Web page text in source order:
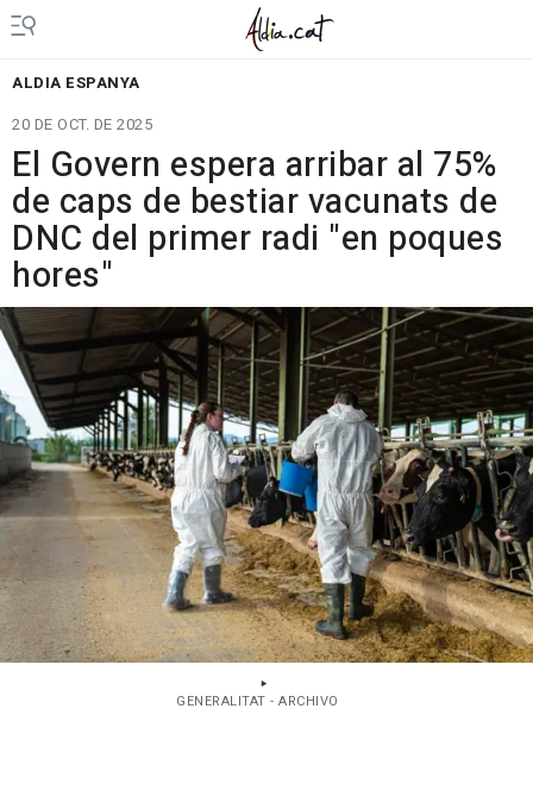
ALDIA ESPANYA
20 DE OCT. DE 2025
El Govern espera arribar al 75%
de caps de bestiar vacunats de
DNC del primer radi "en poques
hores"
GENERALITAT - ARCHIVO